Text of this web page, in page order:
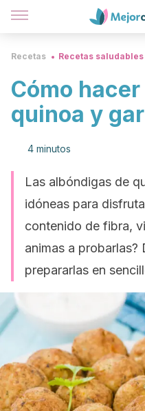
Recetas Recetas saludables
Cómo
quinoa y
4 minutos
Las albóndigas de
idóneas para
contenido de fibra,
animas a probarlas?
prepararlas en